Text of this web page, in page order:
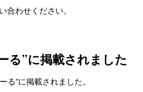
わせください。
る”に掲載されました
”に掲載されました。